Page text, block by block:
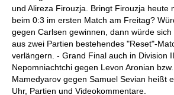
und Alireza Firouzja. Bringt Firouzja heute
beim 0:3 im ersten Match am Freitag?
gegen Carlsen gewinnen, dann würde sich
aus zwei Partien bestehendes "Reset"-
verlängern. - Grand Final auch in Division
Nepomniachtchi gegen Levon Aronian
Mamedyarov gegen Samuel Sevian heißt
Uhr, Partien und Videokommentare.